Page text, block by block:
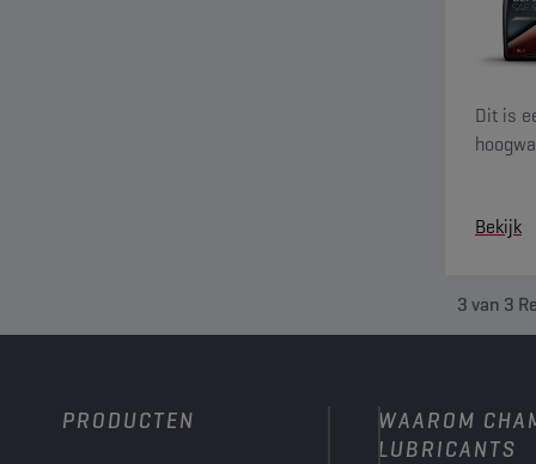
Dit is
Bekijk
3van 3
PRODUCTEN
WAAROM
LUBRICANTS